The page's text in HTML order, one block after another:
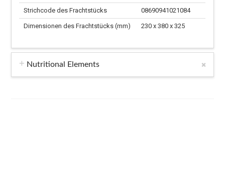
Strichcode des Frachtstücks 08690941021084
Dimensionen des Frachtstücks (mm) 230 x 380 x 325
Nutritional Elements